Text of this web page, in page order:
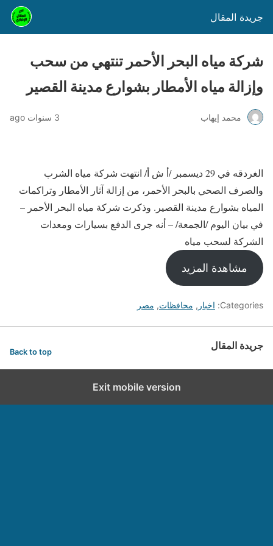
جريدة المقال
شركة مياه البحر الأحمر تنتهي من سحب
وإزالة مياه الأمطار بشوارع مدينة القصير
محمد إيهاب 3 سنوات ago
الغردقه في 29 ديسمبر /أ ش أ/ انتهت شركة مياه الشرب
والصرف الصحي بالبحر الأحمر، من إزالة آثار الأمطار وتراكمات
المياه بشوارع مدينة القصير. وذكرت شركة مياه البحر الأحمر –
في بيان اليوم /الجمعة/ – أنه جرى الدفع بسيارات ومعدات
الشركة لسحب مياه
مشاهدة المزيد
Categories: اخبار , محافظات, مصر
جريدة المقال Back to top
Exit mobile version